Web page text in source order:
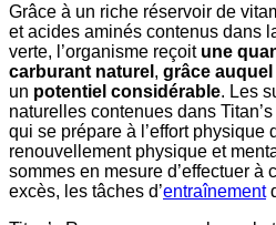
Grâce à un riche réservoir de
et acides aminés contenus dans
verte, l’organisme reçoit une
carburant naturel , grâce auquel
un potentiel considérable. Les
naturelles contenues dans
qui se prépare à l’effort physique
renouvellement physique et
sommes en mesure d’effectuer à
excès, les tâches d’entraînement